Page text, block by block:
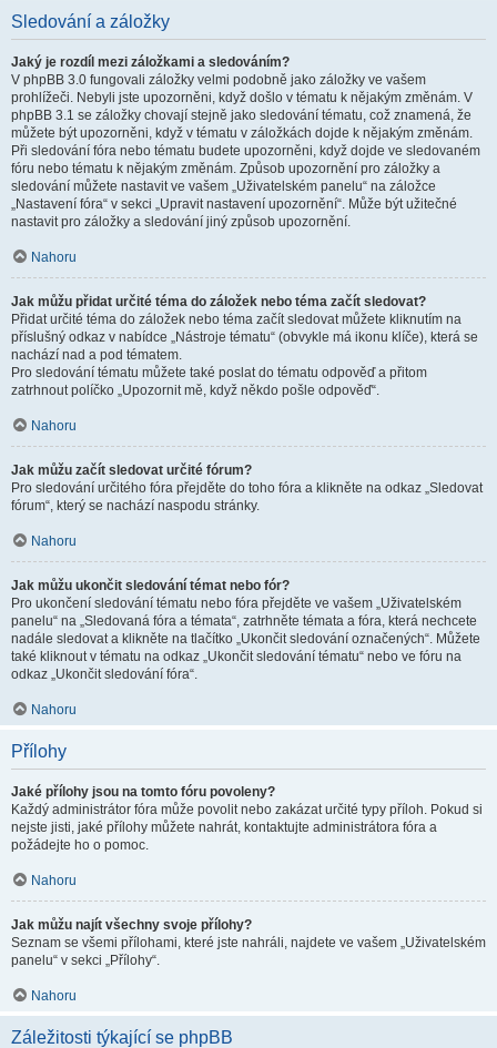
Sledování a záložky
Jaký je rozdíl mezi záložkami a sledováním?
V phpBB 3.0 fungovali záložky velmi podobně jako záložky ve vašem
prohlížeči. Nebyli jste upozorněni, když došlo v tématu k nějakým změnám. V
phpBB 3.1 se záložky chovají stejně jako sledování tématu, což znamená, že
můžete být upozorněni, když v tématu v záložkách dojde k nějakým změnám.
Při sledování fóra nebo tématu budete upozorněni, když dojde ve sledovaném
fóru nebo tématu k nějakým změnám. Způsob upozornění pro záložky a
sledování můžete nastavit ve vašem „Uživatelském panelu“ na záložce
„Nastavení fóra“ v sekci „Upravit nastavení upozornění“. Může být užitečné
nastavit pro záložky a sledování jiný způsob upozornění.
Nahoru
Jak můžu přidat určité téma do záložek nebo téma začít sledovat?
Přidat určité téma do záložek nebo téma začít sledovat můžete kliknutím na
příslušný odkaz v nabídce „Nástroje tématu“ (obvykle má ikonu klíče), která se
nachází nad a pod tématem.
Pro sledování tématu můžete také poslat do tématu odpověď a přitom
zatrhnout políčko „Upozornit mě, když někdo pošle odpověď“.
Nahoru
Jak můžu začít sledovat určité fórum?
Pro sledování určitého fóra přejděte do toho fóra a klikněte na odkaz „Sledovat
fórum“, který se nachází naspodu stránky.
Nahoru
Jak můžu ukončit sledování témat nebo fór?
Pro ukončení sledování tématu nebo fóra přejděte ve vašem „Uživatelském
panelu“ na „Sledovaná fóra a témata“, zatrhněte témata a fóra, která nechcete
nadále sledovat a klikněte na tlačítko „Ukončit sledování označených“. Můžete
také kliknout v tématu na odkaz „Ukončit sledování tématu“ nebo ve fóru na
odkaz „Ukončit sledování fóra“.
Nahoru
Přílohy
Jaké přílohy jsou na tomto fóru povoleny?
Každý administrátor fóra může povolit nebo zakázat určité typy příloh. Pokud si
nejste jisti, jaké přílohy můžete nahrát, kontaktujte administrátora fóra a
požádejte ho o pomoc.
Nahoru
Jak můžu najít všechny svoje přílohy?
Seznam se všemi přílohami, které jste nahráli, najdete ve vašem „Uživatelském
panelu“ v sekci „Přílohy“.
Nahoru
Záležitosti týkající se phpBB